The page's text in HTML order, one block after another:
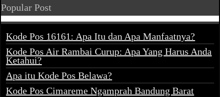
Popular Post
Kode Pos 16161: Apa Itu dan Apa Manfaatnya?
Kode Pos Air Rambai Curup: Apa Yang Harus Anda
Ketahui?
Apa itu Kode Pos Belawa?
Kode Pos Cimareme Ngamprah Bandung Barat